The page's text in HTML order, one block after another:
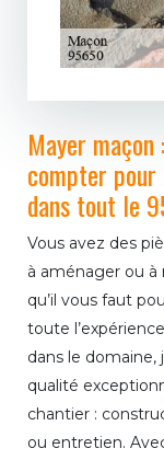
Mayer
compter
dans tout le
Vous avez des
à aménager ou
qu’il vous faut
toute
dans le domaine,
qualité
chantier :
ou entretien.